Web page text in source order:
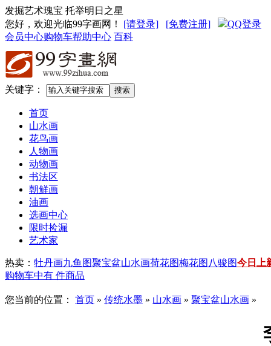
发掘艺术瑰宝 托举明日之星
您好，欢迎光临99字画网 ！ [请登录] [免费注册]
QQ登录
会员中心购物车帮助中心 百科
关键字：
首页
山水画
花鸟画
人物画
动物画
书法区
朝鲜画
油画
选画中心
限时捡漏
艺术家
热卖： 牡丹画九鱼图聚宝盆山水画荷花图梅花图 八骏图今日上
购物车中有 件商品
您当前的位置： 首页 » 传统水墨 » 山水画 » 聚宝盆山水画 »